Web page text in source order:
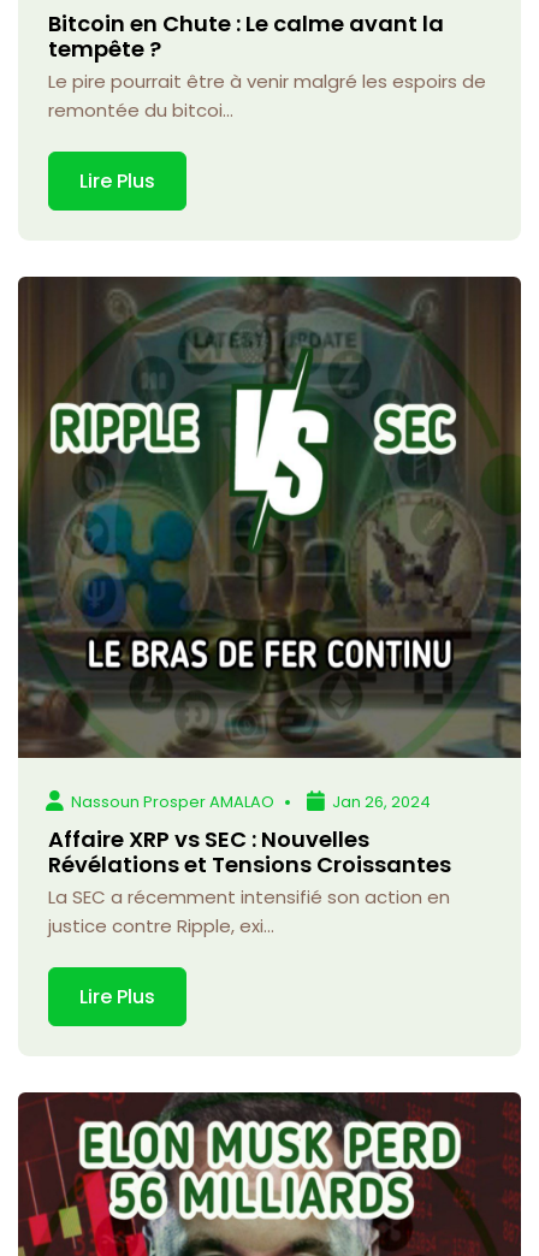
Bitcoin en Chute : Le calme avant la
tempête ?
Le pire pourrait être à venir malgré les espoirs de
remontée du bitcoi...
Lire Plus
Nassoun Prosper AMALAO Jan 26, 2024
Affaire XRP vs SEC : Nouvelles
Révélations et Tensions Croissantes
La SEC a récemment intensifié son action en
justice contre Ripple, exi...
Lire Plus